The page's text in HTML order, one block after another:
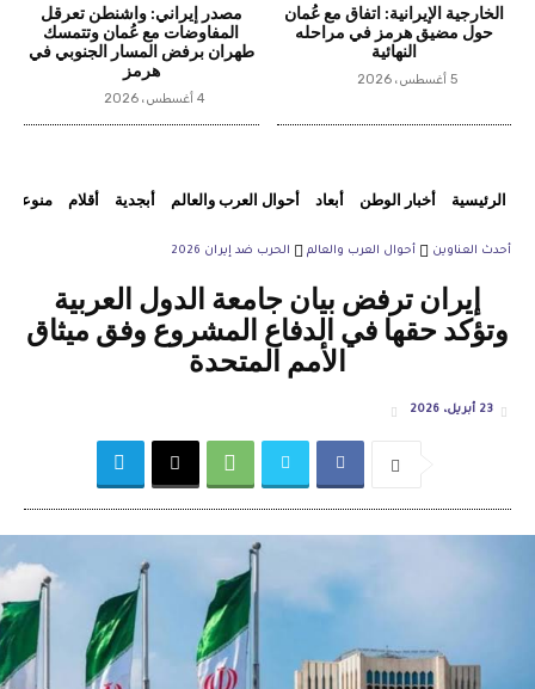
الخارجية الإيرانية: اتفاق مع عُمان
حول مضيق هرمز في مراحله
النهائية
5 أغسطس، 2026
مصدر إيراني: واشنطن تعرقل
المفاوضات مع عُمان وتتمسك
طهران برفض المسار الجنوبي في
هرمز
4 أغسطس، 2026